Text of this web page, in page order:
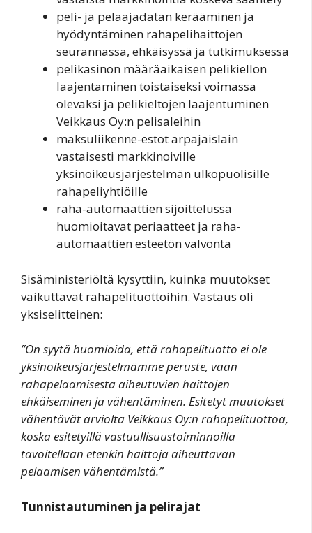
peli- ja pelaajadatan kerääminen ja
hyödyntäminen rahapelihaittojen
seurannassa, ehkäisyssä ja tutkimuksessa
pelikasinon määräaikaisen pelikiellon
laajentaminen toistaiseksi voimassa
olevaksi ja pelikieltojen laajentuminen
Veikkaus Oy:n pelisaleihin
maksuliikenne-estot arpajaislain
vastaisesti markkinoiville
yksinoikeusjärjestelmän ulkopuolisille
rahapeliyhtiöille
raha-automaattien sijoittelussa
huomioitavat periaatteet ja raha-
automaattien esteetön valvonta
Sisäministeriöltä kysyttiin, kuinka muutokset
vaikuttavat rahapelituottoihin. Vastaus oli
yksiselitteinen:
”On syytä huomioida, että rahapelituotto ei ole
yksinoikeusjärjestelmämme peruste, vaan
rahapelaamisesta aiheutuvien haittojen
ehkäiseminen ja vähentäminen. Esitetyt muutokset
vähentävät arviolta Veikkaus Oy:n rahapelituottoa,
koska esitetyillä vastuullisuustoiminnoilla
tavoitellaan etenkin haittoja aiheuttavan
pelaamisen vähentämistä.”
Tunnistautuminen ja pelirajat